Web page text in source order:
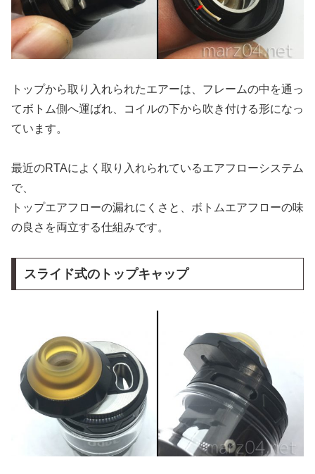
トップから取り入れられたエアーは、フレームの中を通っ
てボトム側へ運ばれ、コイルの下から吹き付ける形になっ
ています。
最近のRTAによく取り入れられているエアフローシステム
で、
トップエアフローの漏れにくさと、ボトムエアフローの味
の良さを両立する仕組みです。
スライド式のトップキャップ